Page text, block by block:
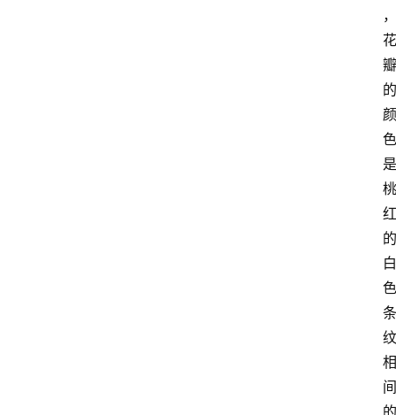
，
花
瓣
的
颜
色
是
桃
红
的
白
色
条
纹
相
间
的